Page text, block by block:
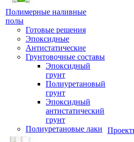
Полимерные наливные
полы
Готовые решения
Эпоксидные
Антистатические
Грунтовочные составы
Эпоксидный
грунт
Полиуретановый
грунт
Эпоксидный
антистатический
грунт
Полиуретановые лаки